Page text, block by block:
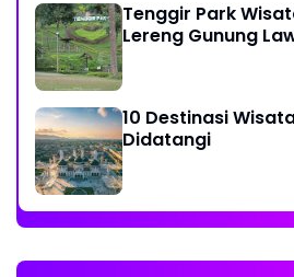
Tenggir Park
Lereng Gunung
10 Destinasi
Didatangi